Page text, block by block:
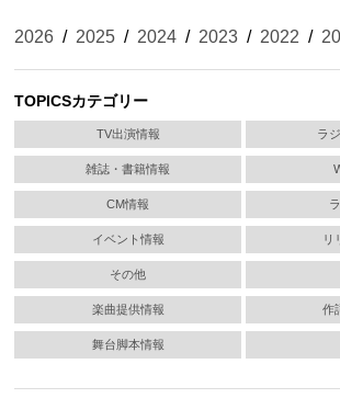
2026 / 2025 / 2024 / 2023 / 2022 /
TOPICSカテゴリー
TV出演情報 ラ
雑誌・書籍情報
CM情報
イベント情報 リ
その他
楽曲提供情報 作
舞台脚本情報